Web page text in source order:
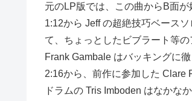
元のLP版では、この曲からB面が
1:12から Jeff の超絶技巧ベース
て、ちょっとしたビブラート等
Frank Gambale はバッキングに
2:16から、前作に参加した Clare
ドラムの Tris Imboden はなかな